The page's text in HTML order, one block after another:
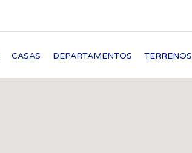
CASAS DEPARTAMENTOS TERRENOS